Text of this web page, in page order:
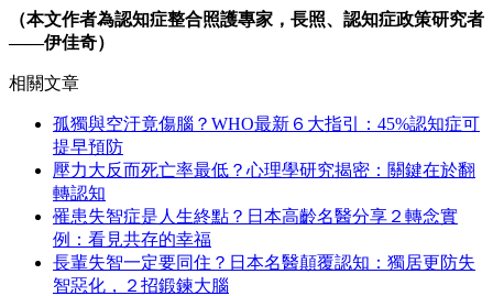
（本文作者為認知症整合照護專家，長照、認知症政策研究者
——伊佳奇）
相關文章
孤獨與空汙竟傷腦？WHO最新６大指引：45%認知症可
提早預防
壓力大反而死亡率最低？心理學研究揭密：關鍵在於翻
轉認知
罹患失智症是人生終點？日本高齡名醫分享２轉念實
例：看見共存的幸福
長輩失智一定要同住？日本名醫顛覆認知：獨居更防失
智惡化，２招鍛鍊大腦